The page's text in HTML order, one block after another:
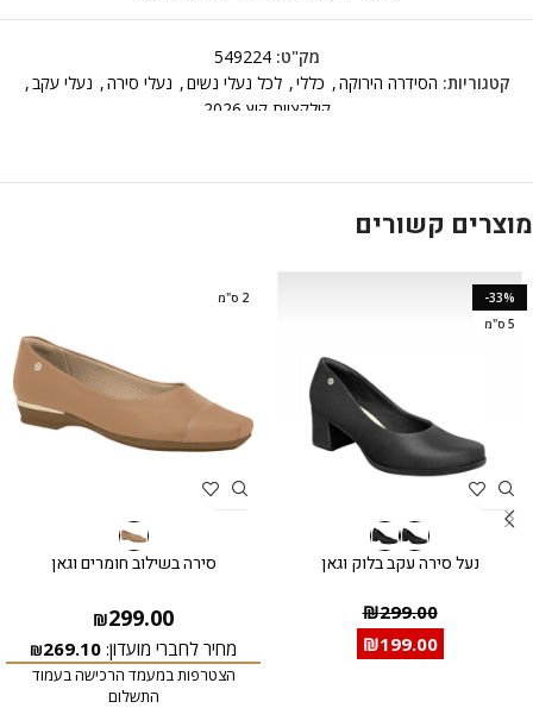
מק"ט:549224
קטגוריות: הסידרה הירוקה, כללי, לכל נעלי נשים, נעלי סירה, נעלי עקב,
קולקציית קיץ 2026
מוצרים קשורים
-33%
5 ס"מ
נעל סירה עקב בלוק וגאן
₪299.00
₪199.00
2 ס"מ
סירה בשילוב חומרים וגאן
₪299.00
מחיר לחברי מועדון: ₪269.10
הצטרפות במעמד הרכישה בעמוד
התשלום